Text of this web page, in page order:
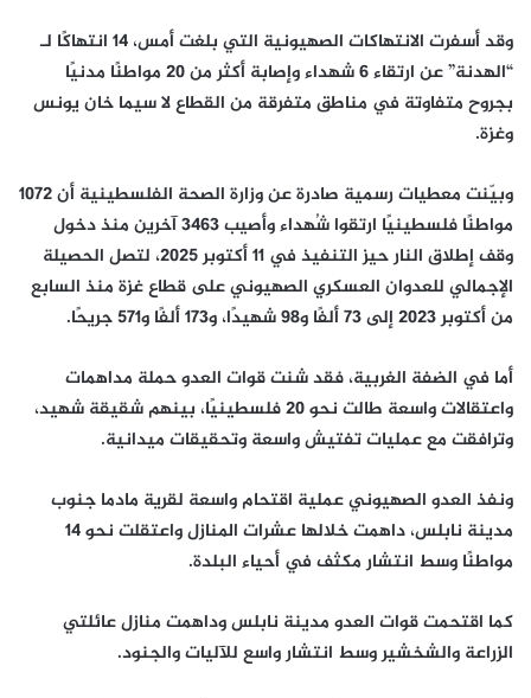
وقد أسفرت الانتهاكات الصهيونية التي بلغت أمس، 14 انتهاكًا لـ
“الهدنة” عن ارتقاء 6 شهداء وإصابة أكثر من 20 مواطنًا مدنيًا
بجروح متفاوتة في مناطق متفرقة من القطاع لا سيما خان يونس
وغزة.
وبيّنت معطيات رسمية صادرة عن وزارة الصحة الفلسطينية أن 1072
مواطنًا فلسطينيًا ارتقوا شُهداء وأصيب 3463 آخرين منذ دخول
وقف إطلاق النار حيز التنفيذ في 11 أكتوبر 2025، لتصل الحصيلة
الإجمالي للعدوان العسكري الصهيوني على قطاع غزة منذ السابع
من أكتوبر 2023 إلى 73 ألفًا و98 شهيدًا، و173 ألفًا و571 جريحًا.
أما في الضفة الغربية، فقد شنت قوات العدو حملة مداهمات
واعتقالات واسعة طالت نحو 20 فلسطينيًا، بينهم شقيقة شهيد،
وترافقت مع عمليات تفتيش واسعة وتحقيقات ميدانية.
ونفذ العدو الصهيوني عملية اقتحام واسعة لقرية مادما جنوب
مدينة نابلس، داهمت خلالها عشرات المنازل واعتقلت نحو 14
مواطنًا وسط انتشار مكثف في أحياء البلدة.
كما اقتحمت قوات العدو مدينة نابلس وداهمت منازل عائلتي
الزراعة والشخشير وسط انتشار واسع للآليات والجنود.